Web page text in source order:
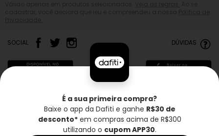
SOCIAL DÚVIDAS
Frete grátis* Troca grátis Entrega rápida
É a sua primeira compra?
Baixe o app da Dafiti e ganhe R$30 de
desconto*em compras acima de R$300
utilizando o cupom APP30.